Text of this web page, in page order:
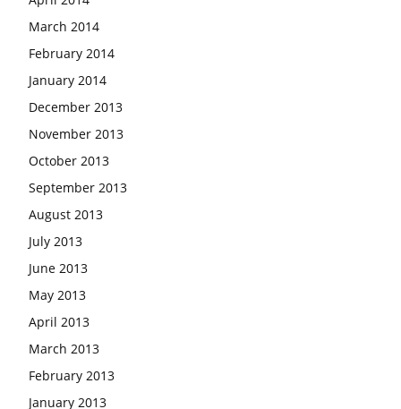
March 2014
February 2014
January 2014
December 2013
November 2013
October 2013
September 2013
August 2013
July 2013
June 2013
May 2013
April 2013
March 2013
February 2013
January 2013